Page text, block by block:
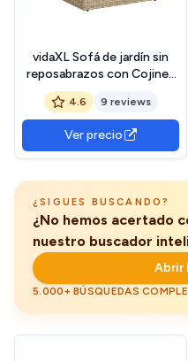
vidaXL Sofá de jardín sin
reposabrazos con Cojines
ratán PE Beige
4.6 9 reviews
Ver precio
¿SIGUES BUSCANDO?
¿No hemos acertado
nuestro buscador
Abrir
5.000+ BÚSQUEDAS